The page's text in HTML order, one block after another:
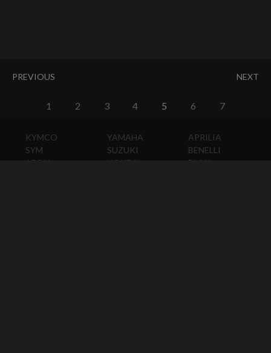
PREVIOUS NEXT
1 2 3 4 5 6 7
KYMCO
SYM
AEON
YAMAHA
SUZUKI
HONDA
APRILIA
BENELLI
BMW